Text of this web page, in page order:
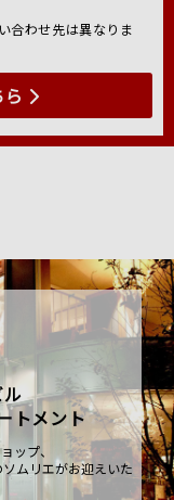
合わせ先は異なりま
トメント
ップ、
ムリエがお迎えいた